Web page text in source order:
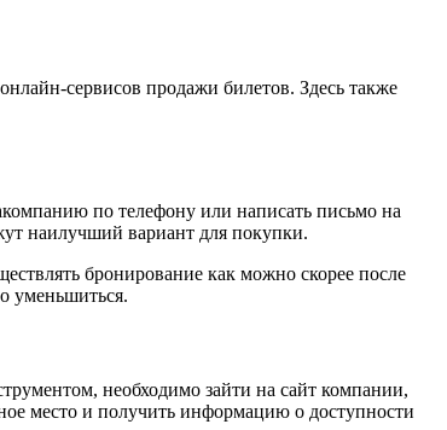
сервисов продажи билетов. Здесь также
по телефону или написать письмо на
наилучший вариант для покупки.
бронирование как можно скорее после
уменьшиться.
необходимо зайти на сайт компании,
место и получить информацию о доступности